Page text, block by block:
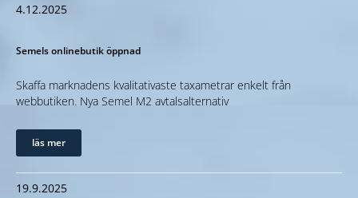
4.12.2025
Semels onlinebutik öppnad
Skaffa marknadens kvalitativaste taxametrar enkelt från
webbutiken. Nya Semel M2 avtalsalternativ
läs mer
19.9.2025